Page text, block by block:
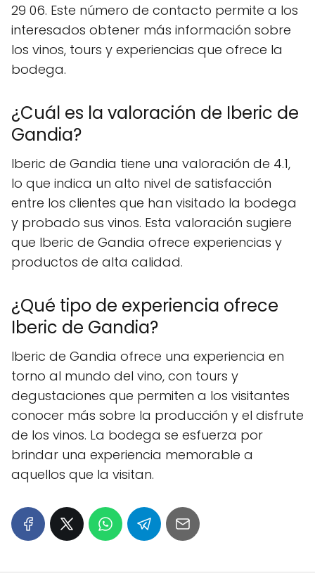
29 06. Este número de contacto permite a los
interesados obtener más información sobre
los vinos, tours y experiencias que ofrece la
bodega.
¿Cuál es la valoración de Iberic de
Gandia?
Iberic de Gandia tiene una valoración de 4.1,
lo que indica un alto nivel de satisfacción
entre los clientes que han visitado la bodega
y probado sus vinos. Esta valoración sugiere
que Iberic de Gandia ofrece experiencias y
productos de alta calidad.
¿Qué tipo de experiencia ofrece
Iberic de Gandia?
Iberic de Gandia ofrece una experiencia en
torno al mundo del vino, con tours y
degustaciones que permiten a los visitantes
conocer más sobre la producción y el disfrute
de los vinos. La bodega se esfuerza por
brindar una experiencia memorable a
aquellos que la visitan.